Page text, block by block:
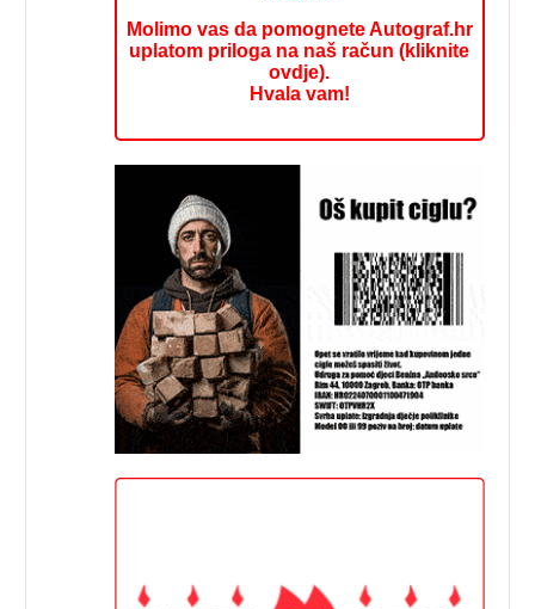
Molimo vas da pomognete Autograf.hr
uplatom priloga na naš račun (kliknite
ovdje).
Hvala vam!